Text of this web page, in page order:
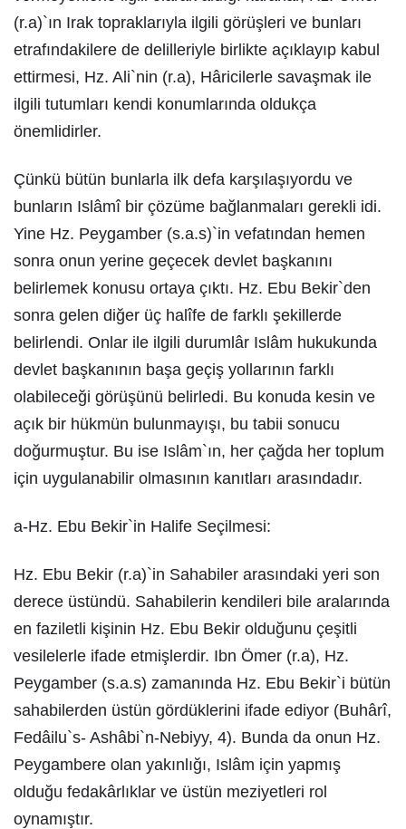
(r.a)`ın Irak topraklarıyla ilgili görüşleri ve bunları
etrafındakilere de delilleriyle birlikte açıklayıp kabul
ettirmesi, Hz. Ali`nin (r.a), Hâricilerle savaşmak ile
ilgili tutumları kendi konumlarında oldukça
önemlidirler.
Çünkü bütün bunlarla ilk defa karşılaşıyordu ve
bunların Islâmî bir çözüme bağlanmaları gerekli idi.
Yine Hz. Peygamber (s.a.s)`in vefatından hemen
sonra onun yerine geçecek devlet başkanını
belirlemek konusu ortaya çıktı. Hz. Ebu Bekir`den
sonra gelen diğer üç halîfe de farklı şekillerde
belirlendi. Onlar ile ilgili durumlâr Islâm hukukunda
devlet başkanının başa geçiş yollarının farklı
olabileceği görüşünü belirledi. Bu konuda kesin ve
açık bir hükmün bulunmayışı, bu tabii sonucu
doğurmuştur. Bu ise Islâm`ın, her çağda her toplum
için uygulanabilir olmasının kanıtları arasındadır.
a-Hz. Ebu Bekir`in Halife Seçilmesi:
Hz. Ebu Bekir (r.a)`in Sahabiler arasındaki yeri son
derece üstündü. Sahabilerin kendileri bile aralarında
en faziletli kişinin Hz. Ebu Bekir olduğunu çeşitli
vesilelerle ifade etmişlerdir. Ibn Ömer (r.a), Hz.
Peygamber (s.a.s) zamanında Hz. Ebu Bekir`i bütün
sahabilerden üstün gördüklerini ifade ediyor (Buhârî,
Fedâilu`s- Ashâbi`n-Nebiyy, 4). Bunda da onun Hz.
Peygambere olan yakınlığı, Islâm için yapmış
olduğu fedakârlıklar ve üstün meziyetleri rol
oynamıştır.